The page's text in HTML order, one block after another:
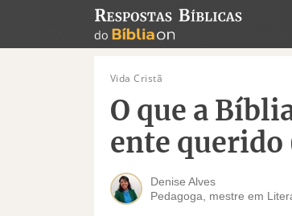
Vida Cristã
O que a
ente
Denise Alves
Pedagoga, mestre em